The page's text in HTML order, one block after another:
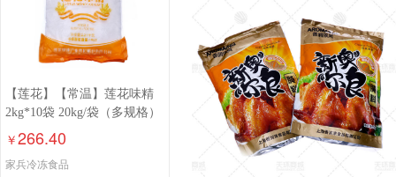
【莲花】【常温】莲花味精
2kg*10袋 20kg/袋（多规格）
￥266.40
家兵冷冻食品